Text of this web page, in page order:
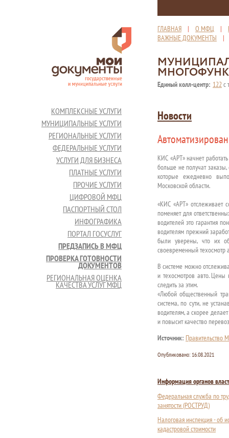
ГЛАВНАЯ | О МФЦ |
ВАЖНЫЕ ДОКУМЕНТЫ
Единый колл-центр: 122с
КОМПЛЕКСНЫЕ УСЛУГИ
МУНИЦИПАЛЬНЫЕ УСЛУГИ
РЕГИОНАЛЬНЫЕ УСЛУГИ
ФЕДЕРАЛЬНЫЕ УСЛУГИ
УСЛУГИ ДЛЯ БИЗНЕСА
ПЛАТНЫЕ УСЛУГИ
ПРОЧИЕ УСЛУГИ
ЦИФРОВОЙ МФЦ
ПАСПОРТНЫЙ СТОЛ
ИНФОГРАФИКА
ПОРТАЛ ГОСУСЛУГ
ПРЕДЗАПИСЬ В МФЦ
ПРОВЕРКА ГОТОВНОСТИ
ДОКУМЕНТОВ
РЕГИОНАЛЬНАЯ ОЦЕНКА
КАЧЕСТВА УСЛУГ МФЦ
Новости
КИС «АРТ» начнет
больше не получат заказы,
которые ежедневно
Московской области.
«КИС «АРТ» отслеживает
поменяет для
водителей это гарантия
водителям прежний
были уверены, что их
своевременный техосмотр
В системе можно
и техосмотров авто. Цены
следить за этим.
«Любой общественный
система, по сути, не
водителям, а скорее
и повысит качество
Источник: Правительство
Опубликовано: 16.08.2021
Информация органов
Федеральная служба по
занятости (РОСТРУД)
Налоговая инспекция - об
кадастровой стоимости